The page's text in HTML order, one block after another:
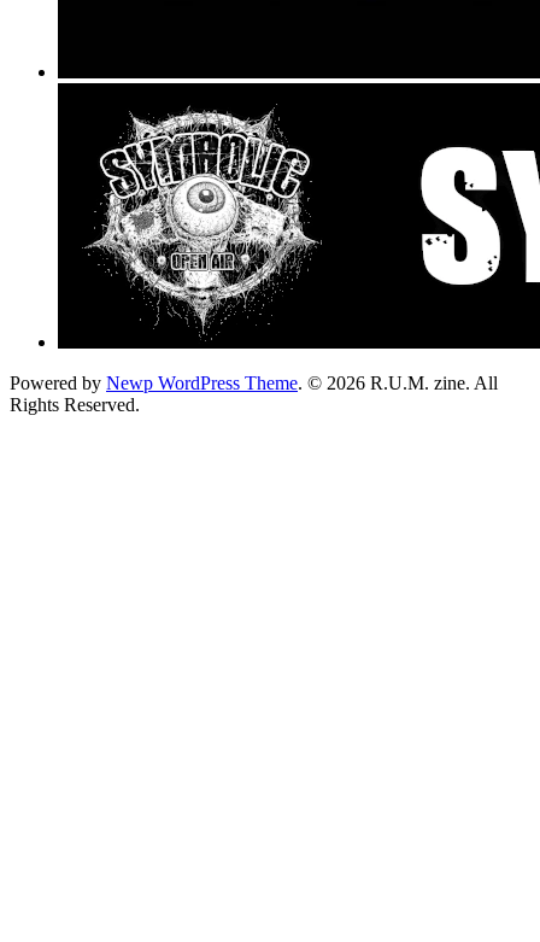
Powered by Newp WordPress Theme. © 2026 R.U.M. zine. All
Rights Reserved.